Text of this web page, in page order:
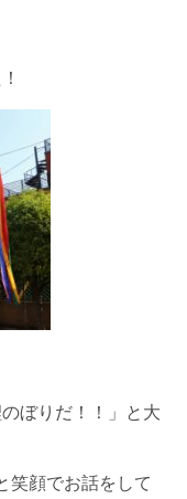
ぼりだ！！」と大
笑顔でお話をして